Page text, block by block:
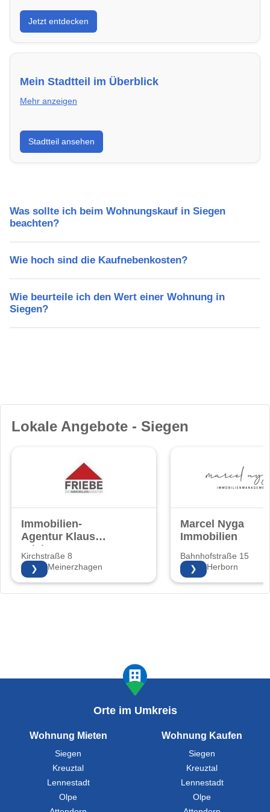
Entdecke Neubauprojekte in Siegen – modern,
energieeffizient und sofort bezugsfertig.
Jetzt entdecken
Mein Stadtteil im Überblick
Mehr anzeigen
Erfahre mehr über deinen Stadtteil in Siegen:
Lebensqualität, Verkehrsanbindung, Schulen,
Freizeitmöglichkeiten und Mietpreise.
Stadtteil ansehen
Was sollte ich beim Wohnungskauf in Siegen
beachten?
Wie hoch sind die Kaufnebenkosten?
Wie beurteile ich den Wert einer Wohnung in
Siegen?
Lokale Angebote - Siegen
Immobilien-
Agentur Klaus
Friebe
Kirchstraße 8
58540 Meinerzhagen
❯
Marcel Nyga
Immobilien
Bahnhofstraße 15
35745 Herborn
❯
Orte im Umkreis
Wohnung Mieten
Siegen
Kreuztal
Lennestadt
Olpe
Wohnung Kaufen
Siegen
Kreuztal
Lennestadt
Olpe